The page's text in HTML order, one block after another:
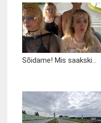
Sõidame! Mis saakski...